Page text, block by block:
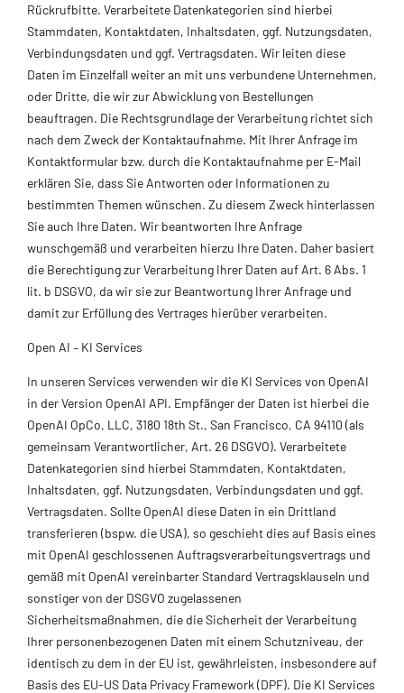
Rückrufbitte. Verarbeitete Datenkategorien sind hierbei
Stammdaten, Kontaktdaten, Inhaltsdaten, ggf. Nutzungsdaten,
Verbindungsdaten und ggf. Vertragsdaten. Wir leiten diese
Daten im Einzelfall weiter an mit uns verbundene Unternehmen,
oder Dritte, die wir zur Abwicklung von Bestellungen
beauftragen. Die Rechtsgrundlage der Verarbeitung richtet sich
nach dem Zweck der Kontaktaufnahme. Mit Ihrer Anfrage im
Kontaktformular bzw. durch die Kontaktaufnahme per E-Mail
erklären Sie, dass Sie Antworten oder Informationen zu
bestimmten Themen wünschen. Zu diesem Zweck hinterlassen
Sie auch Ihre Daten. Wir beantworten Ihre Anfrage
wunschgemäß und verarbeiten hierzu Ihre Daten. Daher basiert
die Berechtigung zur Verarbeitung Ihrer Daten auf Art. 6 Abs. 1
lit. b DSGVO, da wir sie zur Beantwortung Ihrer Anfrage und
damit zur Erfüllung des Vertrages hierüber verarbeiten.
Open AI – KI Services
In unseren Services verwenden wir die KI Services von OpenAI
in der Version OpenAI API. Empfänger der Daten ist hierbei die
OpenAI OpCo, LLC, 3180 18th St., San Francisco, CA 94110 (als
gemeinsam Verantwortlicher, Art. 26 DSGVO). Verarbeitete
Datenkategorien sind hierbei Stammdaten, Kontaktdaten,
Inhaltsdaten, ggf. Nutzungsdaten, Verbindungsdaten und ggf.
Vertragsdaten. Sollte OpenAI diese Daten in ein Drittland
transferieren (bspw. die USA), so geschieht dies auf Basis eines
mit OpenAI geschlossenen Auftragsverarbeitungsvertrags und
gemäß mit OpenAI vereinbarter Standard Vertragsklauseln und
sonstiger von der DSGVO zugelassenen
Sicherheitsmaßnahmen, die die Sicherheit der Verarbeitung
Ihrer personenbezogenen Daten mit einem Schutzniveau, der
identisch zu dem in der EU ist, gewährleisten, insbesondere auf
Basis des EU-US Data Privacy Framework (DPF). Die KI Services